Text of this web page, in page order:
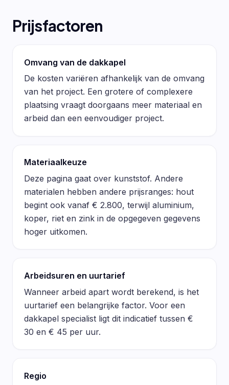
Prijsfactoren
Omvang van de dakkapel
De kosten variëren afhankelijk van de omvang
van het project. Een grotere of complexere
plaatsing vraagt doorgaans meer materiaal en
arbeid dan een eenvoudiger project.
Materiaalkeuze
Deze pagina gaat over kunststof. Andere
materialen hebben andere prijsranges: hout
begint ook vanaf € 2.800, terwijl aluminium,
koper, riet en zink in de opgegeven gegevens
hoger uitkomen.
Arbeidsuren en uurtarief
Wanneer arbeid apart wordt berekend, is het
uurtarief een belangrijke factor. Voor een
dakkapel specialist ligt dit indicatief tussen €
30 en € 45 per uur.
Regio